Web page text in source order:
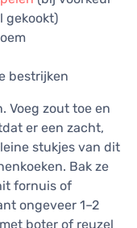
gekookt)
bestrijken
Voeg zout toe en
er een zacht,
stukjes van dit
Bak ze
fornuis of
ongeveer 1–2
boter of reuzel